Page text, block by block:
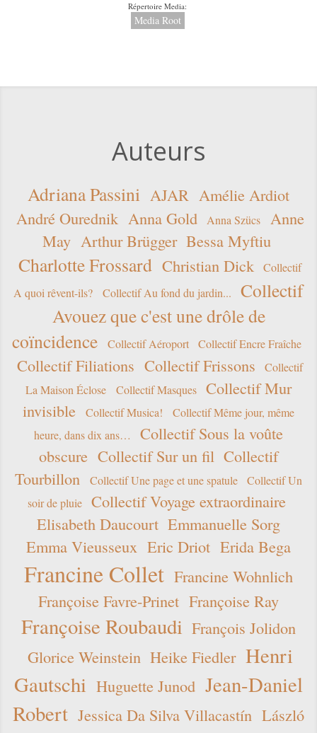
Répertoire Media:
Media Root
Auteurs
Adriana Passini AJAR Amélie Ardiot
André Ourednik Anna Gold Anna Szücs
Anne
May Arthur Brügger Bessa Myftiu
Charlotte Frossard Christian Dick
Collectif
A quoi rêvent-ils?
Collectif Au fond du jardin...
Collectif
Avouez que c'est une drôle de
coïncidence
Collectif Aéroport Collectif Encre Fraîche
Collectif Filiations Collectif Frissons
Collectif
La Maison Éclose
Collectif Masques
Collectif Mur
invisible
Collectif Musica!
Collectif Même jour, même
heure, dans dix ans…
Collectif Sous la voûte
obscure Collectif Sur un fil Collectif
Tourbillon
Collectif Une page et une spatule
Collectif Un
soir de pluie
Collectif Voyage extraordinaire
Elisabeth Daucourt Emmanuelle Sorg
Emma Vieusseux Eric Driot Erida Bega
Francine Collet Francine Wohnlich
Françoise Favre-Prinet Françoise Ray
Françoise Roubaudi François Jolidon
Glorice Weinstein Heike Fiedler Henri
Gautschi Huguette Junod Jean-Daniel
Robert Jessica Da Silva Villacastín László